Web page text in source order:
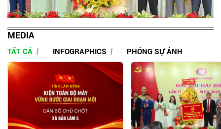
MEDIA
TẤT CẢ INFOGRAPHICS PHÓNG SỰ ẢNH